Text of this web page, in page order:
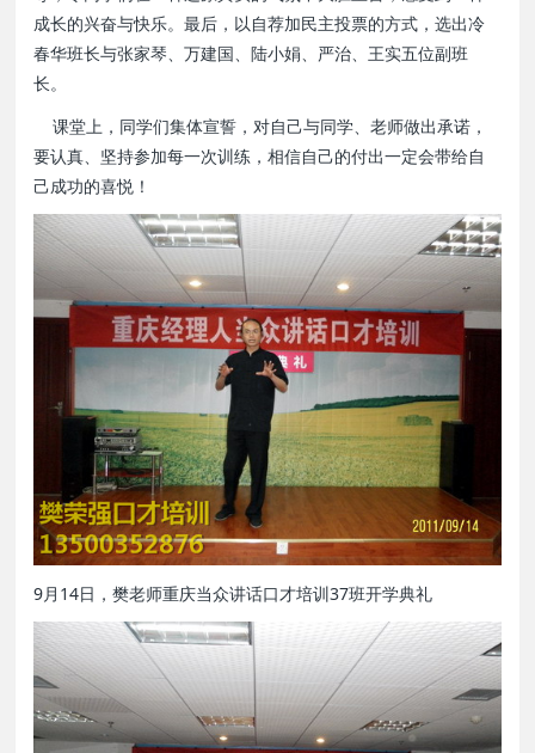
成长的兴奋与快乐。最后，以自荐加民主投票的方式，选出冷
春华班长与张家琴、万建国、陆小娟、严治、王实五位副班
长。
课堂上，同学们集体宣誓，对自己与同学、老师做出承诺，
要认真、坚持参加每一次训练，相信自己的付出一定会带给自
己成功的喜悦！
9月14日，樊老师重庆当众讲话口才培训37班开学典礼